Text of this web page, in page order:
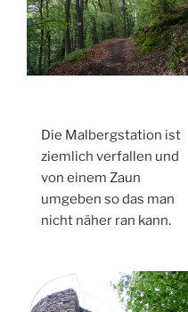
Die Malbergstation ist
ziemlich verfallen und
von einem Zaun
umgeben so das man
nicht näher ran kann.